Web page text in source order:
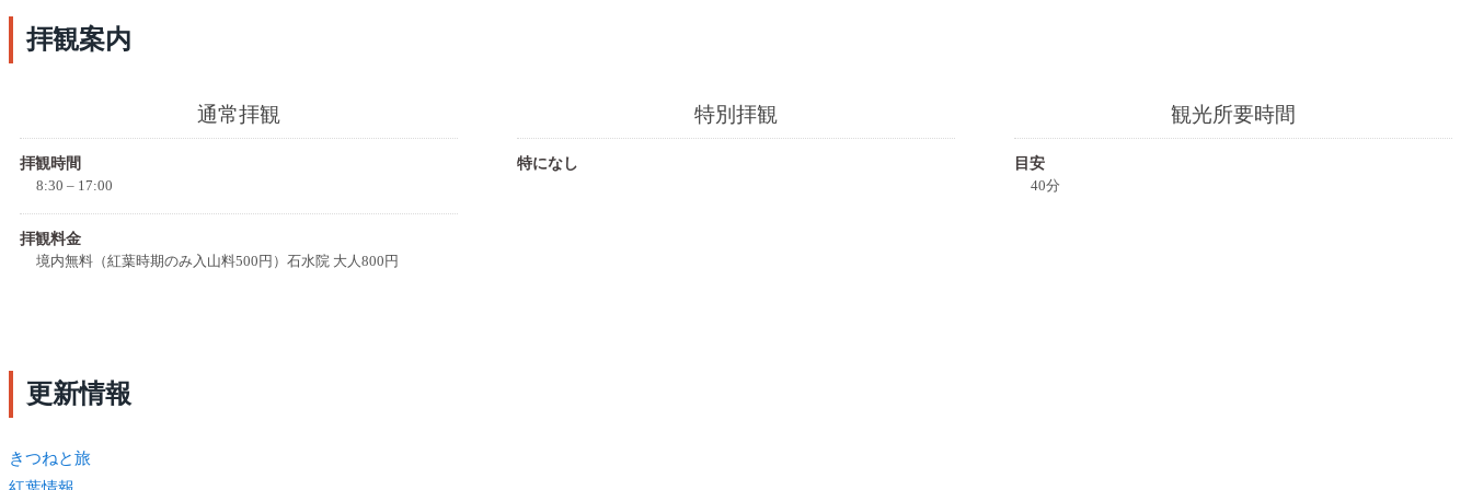
拝観案内
通常拝観
拝観時間
8:30 – 17:00
拝観料金
境内無料（紅葉時期のみ入山料500円）石水院 大人800円
特別拝観
特になし
観光所要時間
目安
40分
更新情報
きつねと旅